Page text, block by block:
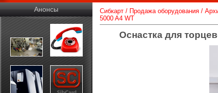
Анонсы Сибкарт / Продажа оборудования /
5000 A4 WT
Оснастка для